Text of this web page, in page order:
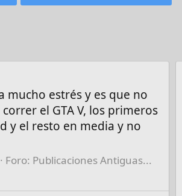
mucho estrés y es que no
el GTA V, los primeros
y el resto en media y no
Foro: Publicaciones Antiguas...